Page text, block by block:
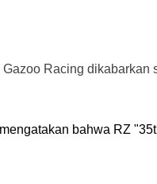
Racing
bahwa RZ